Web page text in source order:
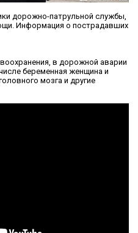
дорожно-патрульной службы,
Информация о пострадавших
в дорожной аварии
беременная женщина и
мозга и другие